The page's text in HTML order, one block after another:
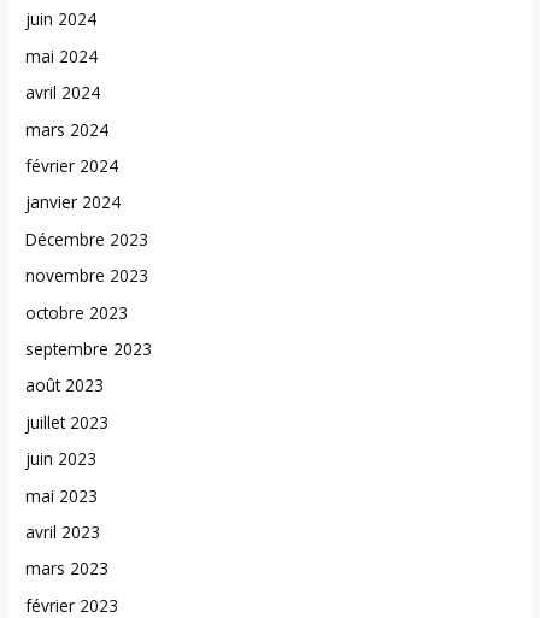
juin 2024
mai 2024
avril 2024
mars 2024
février 2024
janvier 2024
Décembre 2023
novembre 2023
octobre 2023
septembre 2023
août 2023
juillet 2023
juin 2023
mai 2023
avril 2023
mars 2023
février 2023